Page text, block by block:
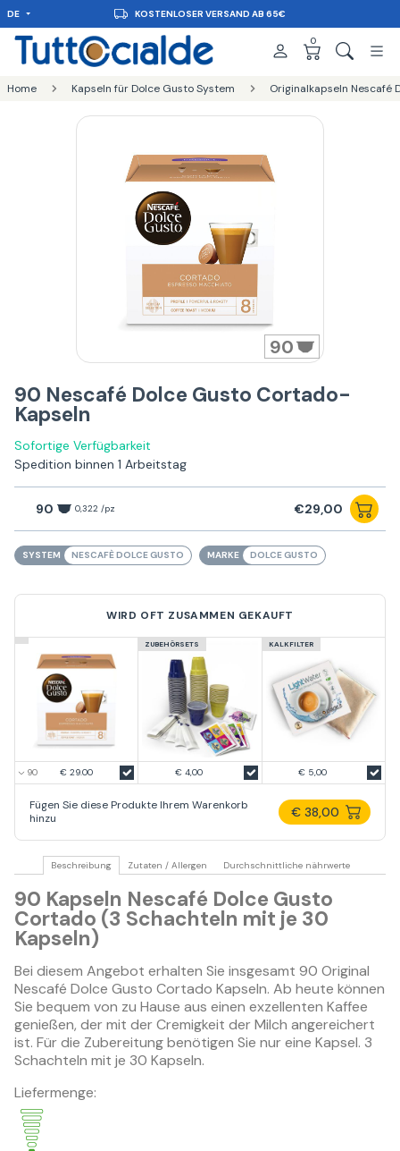
DE KOSTENLOSER VERSAND AB 65€
0
Home Kapseln für Dolce Gusto System Originalkapseln Nescafé
90
90 Nescafé Dolce Gusto Cortado-
Kapseln
Sofortige Verfügbarkeit
Spedition binnen 1 Arbeitstag
90 0,322 /pz €29,00
SYSTEM NESCAFÈ DOLCE GUSTO MARKE DOLCE GUSTO
WIRD OFT ZUSAMMEN GEKAUFT
€ 29.00
ZUBEHÖRSETS
€ 4,00
KALKFILTER
€ 5,00
Fügen Sie diese Produkte Ihrem Warenkorb
hinzu
€ 38,00
Beschreibung Zutaten / Allergen Durchschnittliche nährwerte
90 Kapseln Nescafé Dolce Gusto
Cortado (3 Schachteln mit je 30
Kapseln)
Bei diesem Angebot erhalten Sie insgesamt 90 Original
Nescafé Dolce Gusto Cortado Kapseln. Ab heute können
Sie bequem von zu Hause aus einen exzellenten Kaffee
genießen, der mit der Cremigkeit der Milch angereichert
ist. Für die Zubereitung benötigen Sie nur eine Kapsel. 3
Schachteln mit je 30 Kapseln.
Liefermenge: